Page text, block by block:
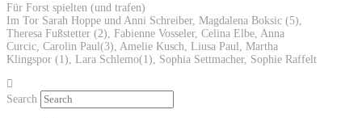
Für Forst spielten (und trafen)
Im Tor Sarah Hoppe und Anni Schreiber, Magdalena Boksic (5),
Theresa Fußstetter (2), Fabienne Vosseler, Celina Elbe, Anna
Curcic, Carolin Paul(3), Amelie Kusch, Liusa Paul, Martha
Klingspor (1), Lara Schlemo(1), Sophia Settmacher, Sophie Raffelt
Search